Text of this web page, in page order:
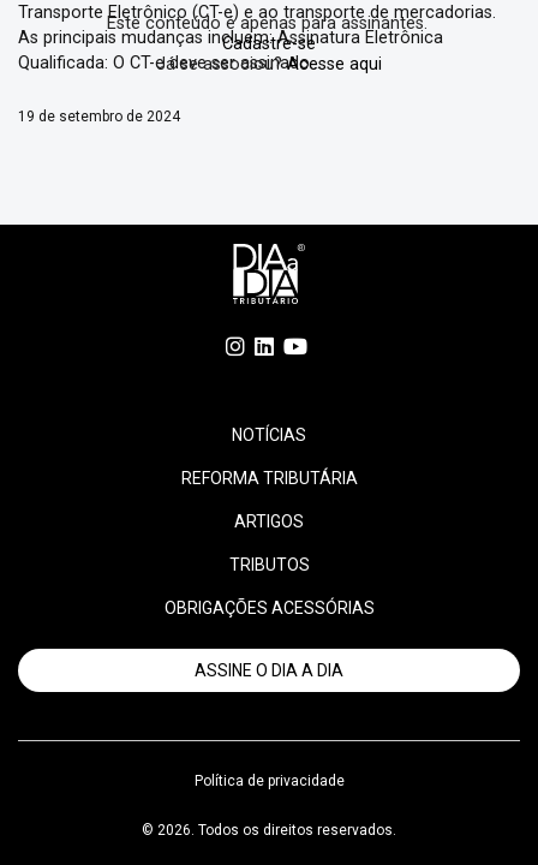
Transporte Eletrônico (CT-e) e ao transporte de mercadorias.
As principais mudanças incluem: Assinatura Eletrônica
Qualificada: O CT-e deve ser assinado...
Este conteúdo é apenas para assinantes.
Cadastre-se
Já se associou?Acesse aqui
19 de setembro de 2024
NOTÍCIAS
REFORMA TRIBUTÁRIA
ARTIGOS
TRIBUTOS
OBRIGAÇÕES ACESSÓRIAS
ASSINE O DIA A DIA
Política de privacidade
© 2026. Todos os direitos reservados.